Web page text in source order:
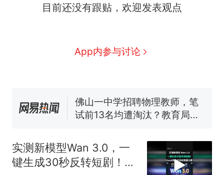
目前还没有跟贴，欢迎发表观点
App内参与讨论
因老师一句“跟我回家”改写了
协会回应
搬家报价570元，搬到楼下交
佛山一中学招聘物理教师，笔
试前13名均遭淘汰？教育局：
核查
官方通报
热 那个在床头放菜刀的女孩，
因老师一句“跟我回家”改写了
实测新模型Wan 3.0，一
键生成30秒反转短剧！